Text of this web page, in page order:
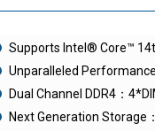
Supports Intel® Core™
Unparalleled
Dual Channel DDR4：
Next Generation Storage